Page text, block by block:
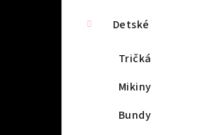
Detské
Tričká
Mikiny
Bundy